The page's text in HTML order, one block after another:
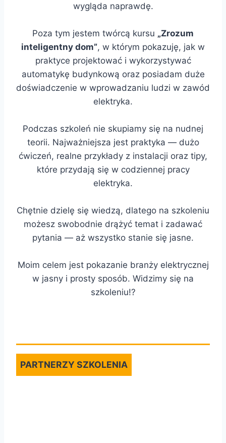
wygląda naprawdę.
Poza tym jestem twórcą kursu „Zrozum
inteligentny dom”, w którym pokazuję, jak w
praktyce projektować i wykorzystywać
automatykę budynkową oraz posiadam duże
doświadczenie w wprowadzaniu ludzi w zawód
elektryka.
Podczas szkoleń nie skupiamy się na nudnej
teorii. Najważniejsza jest praktyka — dużo
ćwiczeń, realne przykłady z instalacji oraz tipy,
które przydają się w codziennej pracy
elektryka.
Chętnie dzielę się wiedzą, dlatego na szkoleniu
możesz swobodnie drążyć temat i zadawać
pytania — aż wszystko stanie się jasne.
Moim celem jest pokazanie branży elektrycznej
w jasny i prosty sposób. Widzimy się na
szkoleniu!?
PARTNERZY SZKOLENIA